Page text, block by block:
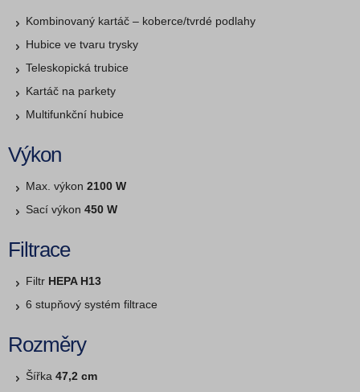
Kombinovaný kartáč – koberce/tvrdé podlahy
Hubice ve tvaru trysky
Teleskopická trubice
Kartáč na parkety
Multifunkční hubice
Výkon
Max. výkon 2100 W
Sací výkon 450 W
Filtrace
Filtr HEPA H13
6 stupňový systém filtrace
Rozměry
Šířka 47,2 cm